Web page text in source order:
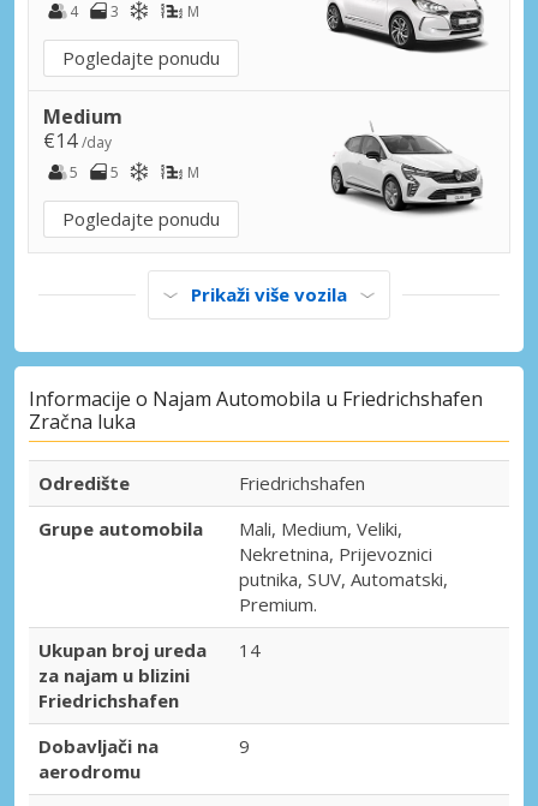
4
3 M
Pogledajte ponudu
Medium
€14/day
5
5 M
Pogledajte ponudu
Prikaži više vozila
Informacije o Najam Automobila u Friedrichshafen
Zračna luka
Odredište
Friedrichshafen
Grupe automobila
Mali, Medium, Veliki,
Nekretnina, Prijevoznici
putnika, SUV, Automatski,
Premium.
Ukupan broj ureda
za najam u blizini
Friedrichshafen
14
Dobavljači na
aerodromu
9